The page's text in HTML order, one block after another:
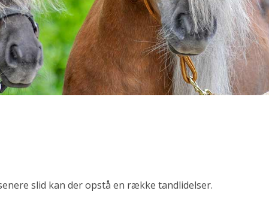
slid kan der opstå en række tandlidelser.